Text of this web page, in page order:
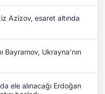
Azizov, esaret altında
Bayramov, Ukrayna'nın
ele alınacağı Erdoğan